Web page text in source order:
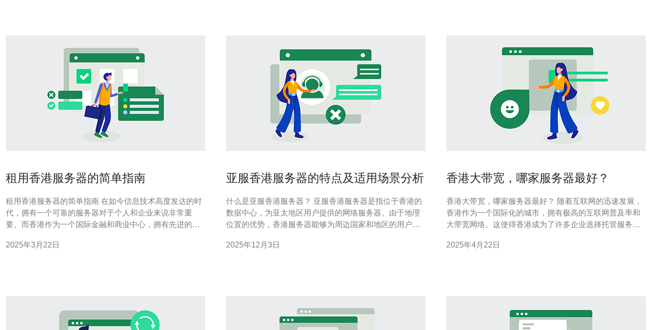
租用香港服务器的简单指南
租用香港服务器的简单指南 在如今信息技术高度发达的时
代，拥有一个可靠的服务器对于个人和企业来说非常重
要。而香港作为一个国际金融和商业中心，拥有先进的网
选之地。 在租用香港服务器之前，首先要考虑的是选择合
2025年3月22日
亚服香港服务器的特点及适用场景分析
什么是亚服香港服务器？ 亚服香港服务器是指位于香港的
数据中心，为亚太地区用户提供的网络服务器。由于地理
位置的优势，香港服务器能够为周边国家和地区的用户提
托管、数据存储等多种应用。 亚服香港服务器的主要特点
2025年12月3日
香港大带宽，哪家服务器最好？
香港大带宽，哪家服务器最好？ 随着互联网的迅速发展，
香港作为一个国际化的城市，拥有极高的互联网普及率和
大带宽网络。这使得香港成为了许多企业选择托管服务器
该如何选择最好的服务器呢？ 首要关注的是服务器的速度
2025年4月22日